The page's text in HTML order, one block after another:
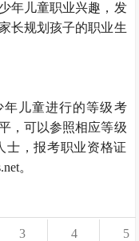
年儿童职业兴趣，发
长规划孩子的职业生
年儿童进行的等级考
，可以参照相应等级
士，报考职业资格证
。
3 4 5